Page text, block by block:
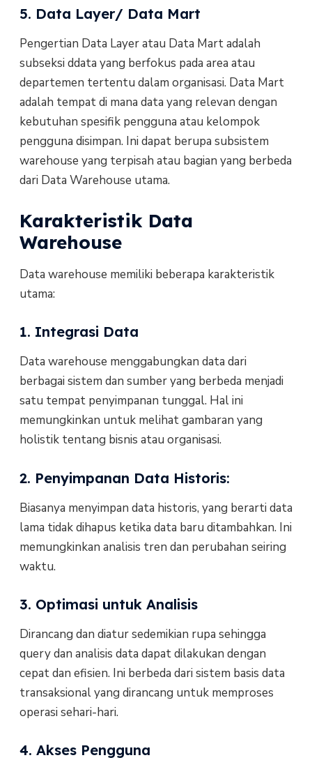
5. Data Layer/ Data Mart
Pengertian Data Layer atau Data Mart adalah
subseksi ddata yang berfokus pada area atau
departemen tertentu dalam organisasi. Data Mart
adalah tempat di mana data yang relevan dengan
kebutuhan spesifik pengguna atau kelompok
pengguna disimpan. Ini dapat berupa subsistem
warehouse yang terpisah atau bagian yang berbeda
dari Data Warehouse utama.
Karakteristik Data
Warehouse
Data warehouse memiliki beberapa karakteristik
utama:
1. Integrasi Data
Data warehouse menggabungkan data dari
berbagai sistem dan sumber yang berbeda menjadi
satu tempat penyimpanan tunggal. Hal ini
memungkinkan untuk melihat gambaran yang
holistik tentang bisnis atau organisasi.
2. Penyimpanan Data Historis:
Biasanya menyimpan data historis, yang berarti data
lama tidak dihapus ketika data baru ditambahkan. Ini
memungkinkan analisis tren dan perubahan seiring
waktu.
3. Optimasi untuk Analisis
Dirancang dan diatur sedemikian rupa sehingga
query dan analisis data dapat dilakukan dengan
cepat dan efisien. Ini berbeda dari sistem basis data
transaksional yang dirancang untuk memproses
operasi sehari-hari.
4. Akses Pengguna